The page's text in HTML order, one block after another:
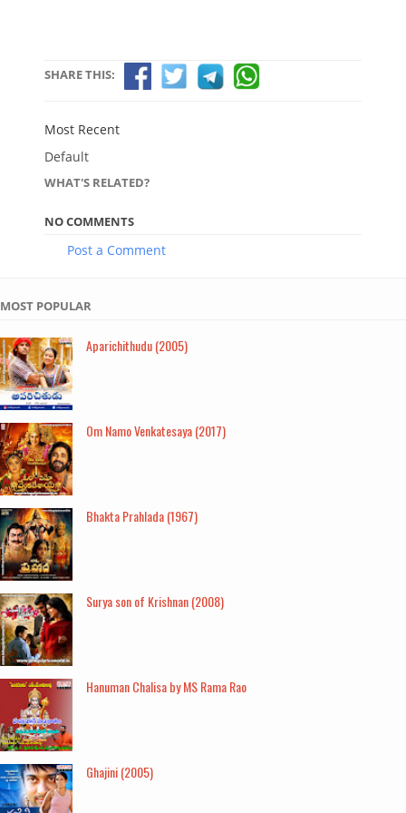
SHARE THIS:
Most Recent
Default
WHAT'S RELATED?
NO COMMENTS
Post a Comment
MOST POPULAR
Aparichithudu (2005)
Om Namo Venkatesaya (2017)
Bhakta Prahlada (1967)
Surya son of Krishnan (2008)
Hanuman Chalisa by MS Rama Rao
Ghajini (2005)